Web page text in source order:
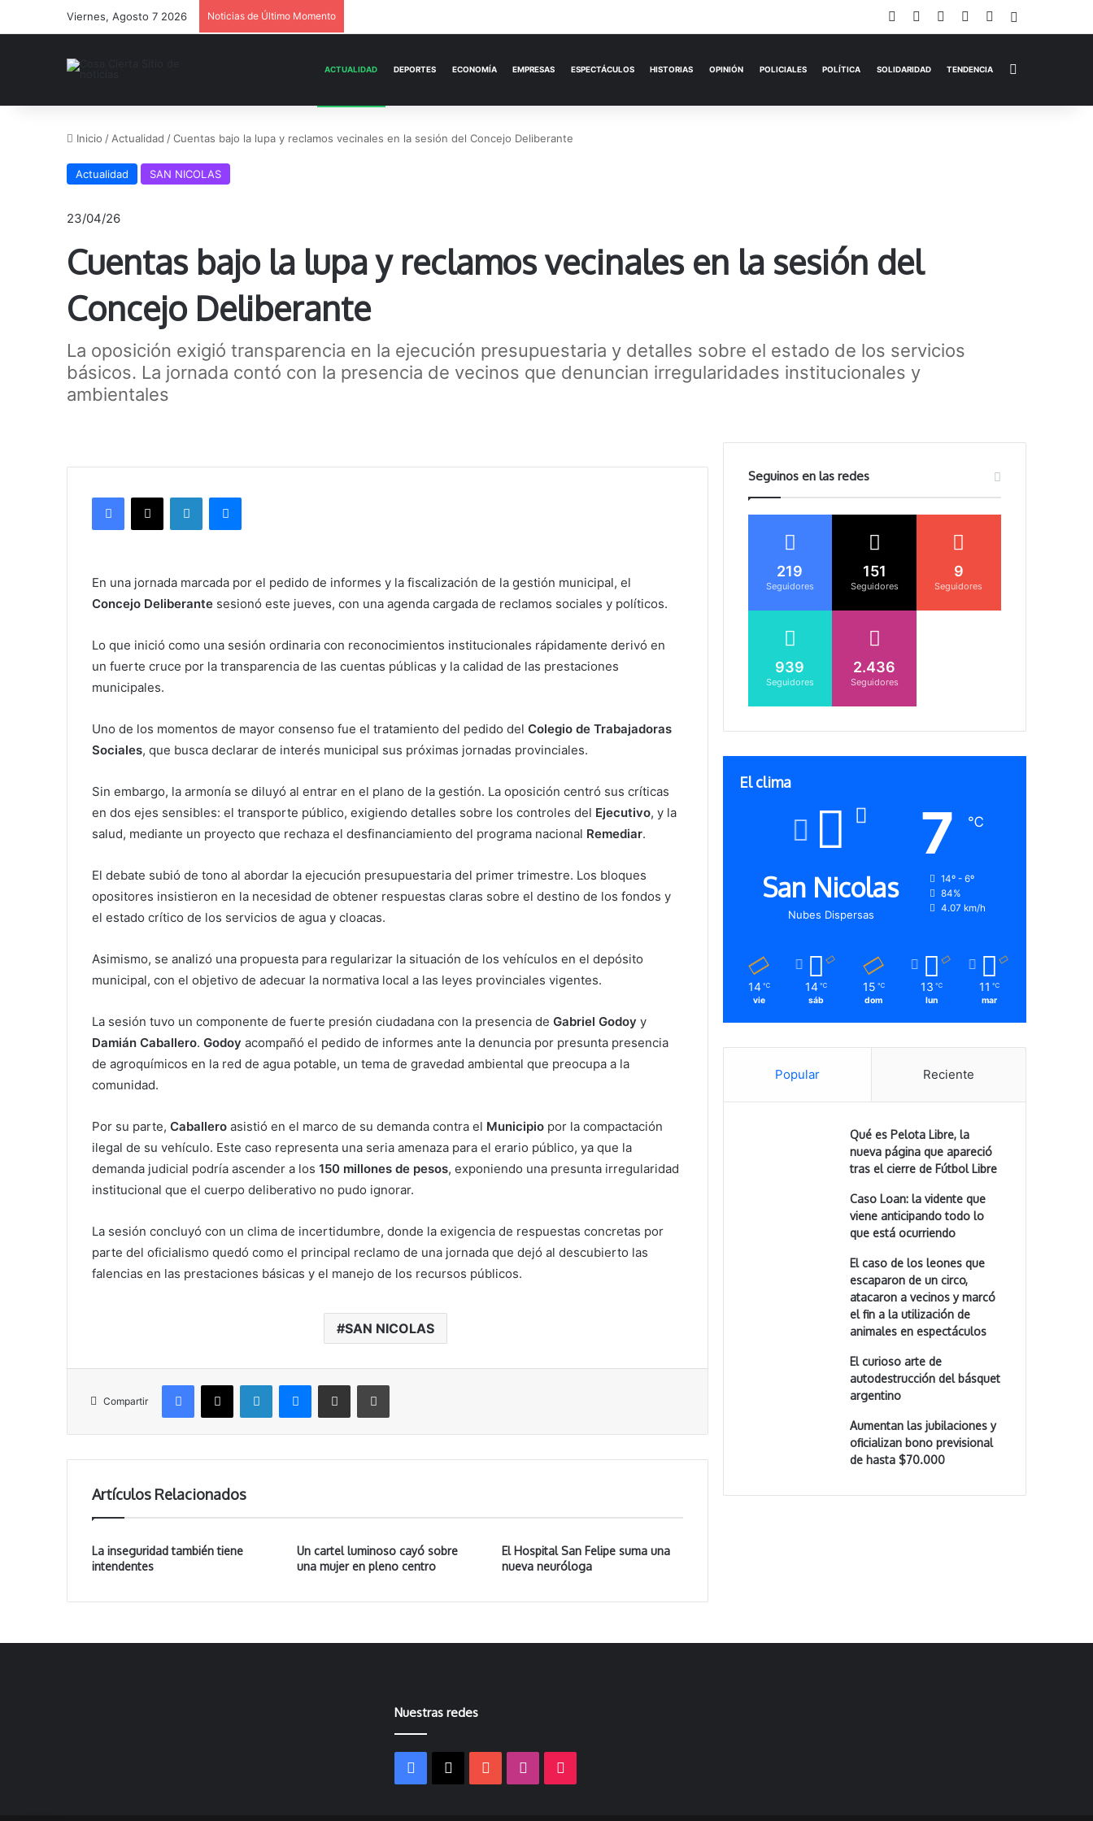
Viernes, Agosto 7 2026 Noticias de Último Momento Facebook YouTubeInstagram
TikTok
Inicio / Actualidad / Cuentas bajo la lupa y reclamos vecinales en la sesión del Concejo Deliberante
Actualidad SAN NICOLAS
23/04/26
Cuentas bajo la lupa y reclamos vecinales en la sesión del
Concejo Deliberante
La oposición exigió transparencia en la ejecución presupuestaria y detalles sobre el estado de los servicios
básicos. La jornada contó con la presencia de vecinos que denuncian irregularidades institucionales y
ambientales
X LinkedIn
En una jornada marcada por el pedido de informes y la fiscalización de la gestión municipal, el
Concejo Deliberante sesionó este jueves, con una agenda cargada de reclamos sociales y políticos.
Lo que inició como una sesión ordinaria con reconocimientos institucionales rápidamente derivó en
un fuerte cruce por la transparencia de las cuentas públicas y la calidad de las prestaciones
municipales.
Uno de los momentos de mayor consenso fue el tratamiento del pedido delColegio de Trabajadoras
Sociales, que busca declarar de interés municipal sus próximas jornadas provinciales.
Sin embargo, la armonía se diluyó al entrar en el plano de la gestión. La oposición centró sus críticas
en dos ejes sensibles: el transporte público, exigiendo detalles sobre los controles del Ejecutivo, y la
salud, mediante un proyecto que rechaza el desfinanciamiento del programa nacional Remediar.
El debate subió de tono al abordar la ejecución presupuestaria del primer trimestre. Los bloques
opositores insistieron en la necesidad de obtener respuestas claras sobre el destino de los fondos y
el estado crítico de los servicios de agua y cloacas.
Asimismo, se analizó una propuesta para regularizar la situación de los vehículos en el depósito
municipal, con el objetivo de adecuar la normativa local a las leyes provinciales vigentes.
La sesión tuvo un componente de fuerte presión ciudadana con la presencia deGabriel Godoy y
Damián Caballero.Godoy acompañó el pedido de informes ante la denuncia por presunta presencia
de agroquímicos en la red de agua potable, un tema de gravedad ambiental que preocupa a la
comunidad.
Por su parte,Caballero asistió en el marco de su demanda contra el Municipio por la compactación
ilegal de su vehículo. Este caso representa una seria amenaza para el erario público, ya que la
demanda judicial podría ascender a los150 millones de pesos, exponiendo una presunta irregularidad
institucional que el cuerpo deliberativo no pudo ignorar.
La sesión concluyó con un clima de incertidumbre, donde la exigencia de respuestas concretas por
parte del oficialismo quedó como el principal reclamo de una jornada que dejó al descubierto las
falencias en las prestaciones básicas y el manejo de los recursos públicos.
SAN NICOLAS
Compartir
X LinkedIn Compartir vía correo electrónico
Artículos Relacionados
La inseguridad también tiene
intendentes
Un cartel luminoso cayó sobre
una mujer en pleno centro
El Hospital San Felipe suma una
nueva neuróloga
Seguinos en las redes
219
Seguidores
151
Seguidores
9
Seguidores
939
Seguidores
2.436
Seguidores
El clima
San Nicolas
Nubes Dispersas
7 ℃
14º - 6º
84%
4.07 km/h
14 ℃
vie
14 ℃
sáb
15 ℃
dom
13 ℃
lun
11 ℃
mar
Popular Reciente
Qué es Pelota Libre, la
nueva página que apareció
tras el cierre de Fútbol Libre
Caso Loan: la vidente que
viene anticipando todo lo
que está ocurriendo
El caso de los leones que
escaparon de un circo,
atacaron a vecinos y marcó
el fin a la utilización de
animales en espectáculos
El curioso arte de
autodestrucción del básquet
argentino
Aumentan las jubilaciones y
oficializan bono previsional
de hasta $70.000
Nuestras redes
Facebook YouTubeInstagram